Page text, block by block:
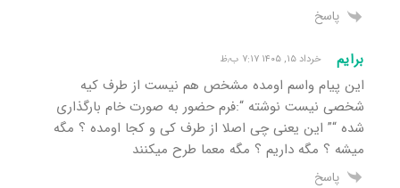
پاسخ
برایم خرداد ۱۵, ۱۴۰۵ ۷:۱۷ ب٫ظ
این پیام واسم اومده مشخص هم نیست از طرف کیه
شخصی نیست نوشته “:فرم حضور به صورت خام بارگذاری
شده “” این یعنی چی اصلا از طرف کی و کجا اومده ؟ مگه
میشه ؟ مگه داریم ؟ مگه معما طرح میکنند
پاسخ